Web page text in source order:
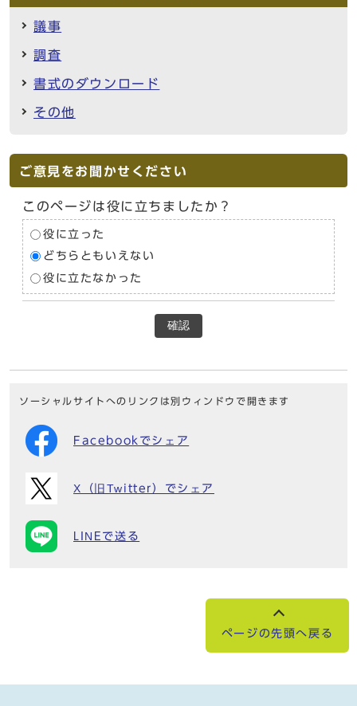
議事
調査
書式のダウンロード
その他
ご意見をお聞かせください
このページは役に立ちましたか？
役に立った
どちらともいえない
役に立たなかった
確認
ソーシャルサイトへのリンクは別ウィンドウで開きます
Facebookでシェア
X（旧Twitter）でシェア
LINEで送る
ページの先頭へ戻る